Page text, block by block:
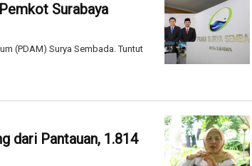
Surabaya
(PDAM) Surya Sembada. Tuntut
dari Pantauan, 1.814